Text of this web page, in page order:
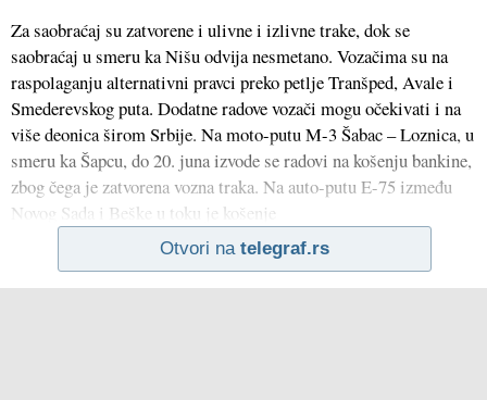
Za saobraćaj su zatvorene i ulivne i izlivne trake, dok se
saobraćaj u smeru ka Nišu odvija nesmetano. Vozačima su na
raspolaganju alternativni pravci preko petlje Tranšped, Avale i
Smederevskog puta. Dodatne radove vozači mogu očekivati i na
više deonica širom Srbije. Na moto-putu M-3 Šabac – Loznica, u
smeru ka Šapcu, do 20. juna izvode se radovi na košenju bankine,
zbog čega je zatvorena vozna traka. Na auto-putu E-75 između
Novog Sada i Beške u toku je košenje
Otvori na telegraf.rs